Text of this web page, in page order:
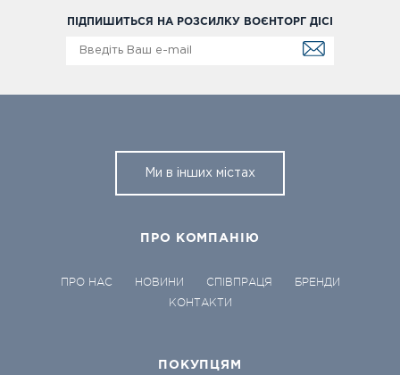
ПІДПИШИТЬСЯ НА РОЗСИЛКУ ВОЄНТОРГ ДІСІ
Ми в інших містах
ПРО КОМПАНІЮ
ПРО НАС НОВИНИ СПІВПРАЦЯ
БРЕНДИ
КОНТАКТИ
ПОКУПЦЯМ